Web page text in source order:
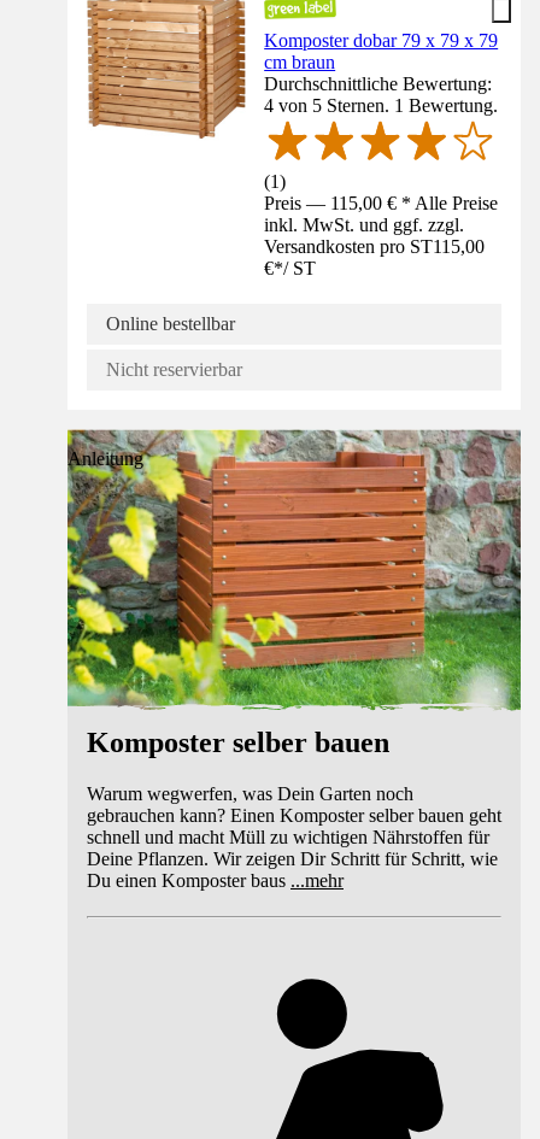
Komposter dobar 79 x 79 x 79
cm braun
Durchschnittliche Bewertung:
4 von 5 Sternen. 1 Bewertung.
(1)
Preis — 115,00 € * Alle Preise
inkl. MwSt. und ggf. zzgl.
Versandkosten pro ST115,00
€*/ ST
Online bestellbar
Nicht reservierbar
Anleitung
Komposter selber bauen
Warum wegwerfen, was Dein Garten noch
gebrauchen kann? Einen Komposter selber bauen geht
schnell und macht Müll zu wichtigen Nährstoffen für
Deine Pflanzen. Wir zeigen Dir Schritt für Schritt, wie
Du einen Komposter baus ...mehr